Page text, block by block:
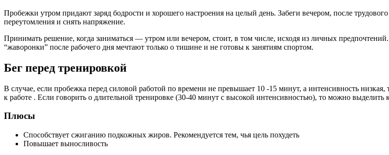
Пробежки утром придают заряд бодрости и хорошего настроения на целый день. Забеги вечером, после
переутомления и снять напряжение.
Принимать решение, когда заниматься — утром или вечером, стоит, в том числе, исходя из личных
“жаворонки” после рабочего дня мечтают только о тишине и не готовы к занятиям спортом.
Бег перед тренировкой
В случае, если пробежка перед силовой работой по времени не превышает 10 -15 минут, а интенсивность
к работе . Если говорить о длительной тренировке (30-40 минут с высокой интенсивностью), то можно
Плюсы
Способствует сжиганию подкожных жиров. Рекомендуется тем, чья цель похудеть
Повышает выносливость